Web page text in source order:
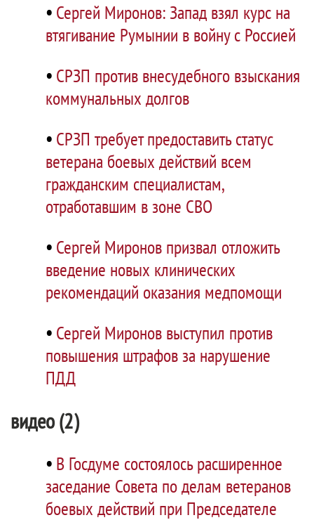
• Сергей Миронов: Запад взял курс на
втягивание Румынии в войну с Россией
• СРЗП против внесудебного взыскания
коммунальных долгов
• СРЗП требует предоставить статус
ветерана боевых действий всем
гражданским специалистам,
отработавшим в зоне СВО
• Сергей Миронов призвал отложить
введение новых клинических
рекомендаций оказания медпомощи
• Сергей Миронов выступил против
повышения штрафов за нарушение
ПДД
видео (2)
• В Госдуме состоялось расширенное
заседание Совета по делам ветеранов
боевых действий при Председателе